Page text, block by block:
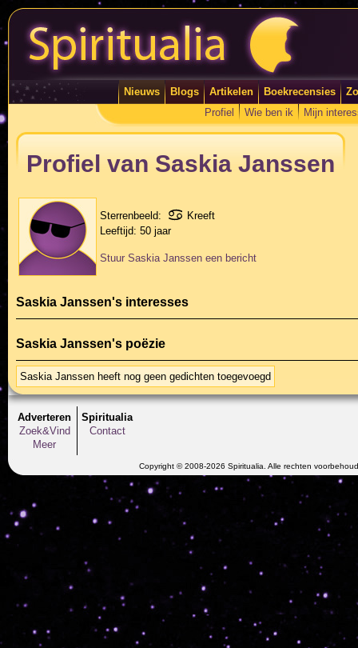
Nieuws Blogs Artikelen Boekrecensies
Profiel
Wie ben ik Mijn
Profiel van Saskia Janssen
Sterrenbeeld:
Kreeft
Leeftijd: 50 jaar
Stuur Saskia Janssen een bericht
Saskia Janssen's interesses
Saskia Janssen's poëzie
Saskia Janssen heeft nog geen gedichten toegevoegd
Adverteren
Zoek&Vind
Meer
Spiritualia
Contact
Copyright © 2008-2026 Spiritualia. Alle rechten